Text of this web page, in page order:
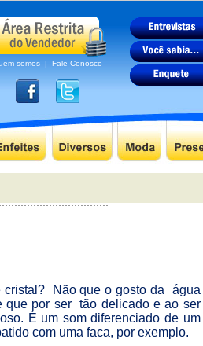
somos | Fale Conosco
cristal? Não que o gosto da
água
que por ser
tão delicado e ao ser
É um som diferenciado de um
com uma faca, por exemplo.